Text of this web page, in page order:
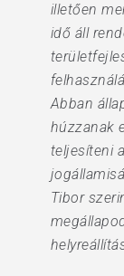
illetően
idő áll
Abban
húzzanak
teljesíteni
Tibor